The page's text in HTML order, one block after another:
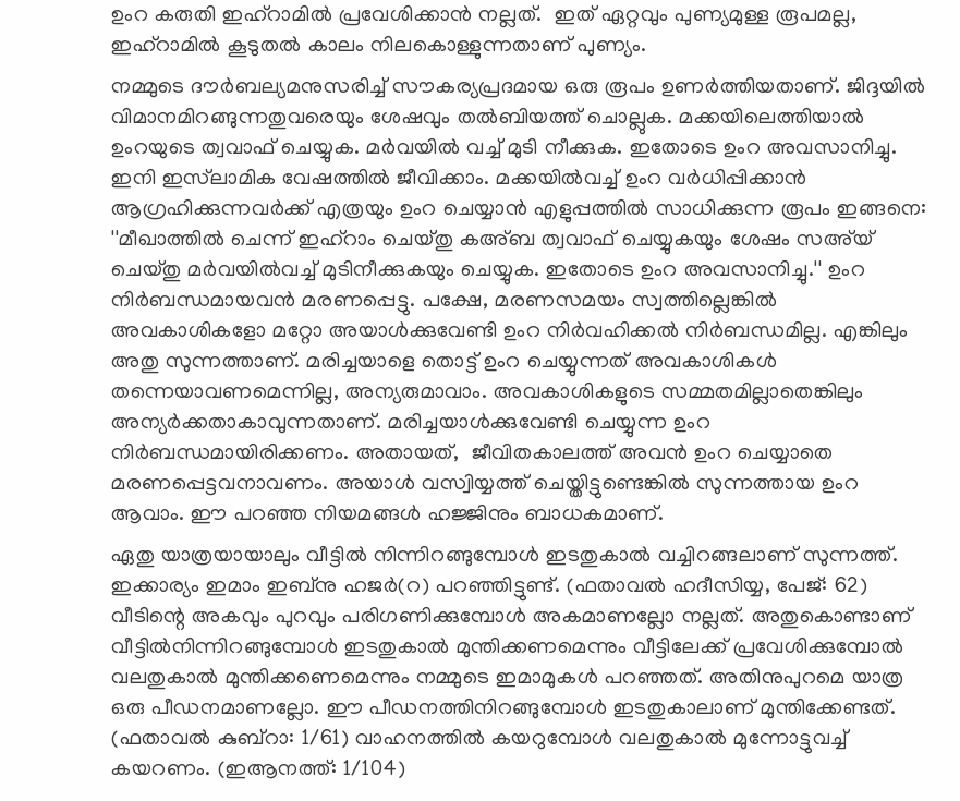
ഉംറ കരുതി ഇഹ്‌റാമില്‍ പ്രവേശിക്കാന്‍ നല്ലത്. ഇത് ഏറ്റവും പുണ്യമുള്ള രൂപമല്ല,
ഇഹ്‌റാമില്‍ കൂടുതല്‍ കാലം നിലകൊള്ളുന്നതാണ് പുണ്യം.
നമ്മുടെ ദൗര്‍ബല്യമനുസരിച്ച് സൗകര്യപ്രദമായ ഒരു രൂപം ഉണര്‍ത്തിയതാണ്. ജിദ്ദയില്‍
വിമാനമിറങ്ങുന്നതുവരെയും ശേഷവും തല്‍ബിയത്ത് ചൊല്ലുക. മക്കയിലെത്തിയാല്‍
ഉംറയുടെ ത്വവാഫ് ചെയ്യുക. മര്‍വയില്‍ വച്ച് മുടി നീക്കുക. ഇതോടെ ഉംറ അവസാനിച്ചു.
ഇനി ഇസ്‌ലാമിക വേഷത്തില്‍ ജീവിക്കാം. മക്കയില്‍വച്ച് ഉംറ വര്‍ധിപ്പിക്കാന്‍
ആഗ്രഹിക്കുന്നവര്‍ക്ക് എത്രയും ഉംറ ചെയ്യാന്‍ എളുപ്പത്തില്‍ സാധിക്കുന്ന രൂപം ഇങ്ങനെ:
''മീഖാത്തില്‍ ചെന്ന് ഇഹ്‌റാം ചെയ്തു കഅ്ബ ത്വവാഫ് ചെയ്യുകയും ശേഷം സഅ്‌യ്
ചെയ്തു മര്‍വയില്‍വച്ച് മുടിനീക്കുകയും ചെയ്യുക. ഇതോടെ ഉംറ അവസാനിച്ചു.'' ഉംറ
നിര്‍ബന്ധമായവന്‍ മരണപ്പെട്ടു. പക്ഷേ, മരണസമയം സ്വത്തില്ലെങ്കില്‍
അവകാശികളോ മറ്റോ അയാള്‍ക്കുവേണ്ടി ഉംറ നിര്‍വഹിക്കല്‍ നിര്‍ബന്ധമില്ല. എങ്കിലും
അതു സുന്നത്താണ്. മരിച്ചയാളെ തൊട്ട് ഉംറ ചെയ്യുന്നത് അവകാശികള്‍
തന്നെയാവണമെന്നില്ല, അന്യരുമാവാം. അവകാശികളുടെ സമ്മതമില്ലാതെങ്കിലും
അന്യര്‍ക്കതാകാവുന്നതാണ്. മരിച്ചയാള്‍ക്കുവേണ്ടി ചെയ്യുന്ന ഉംറ
നിര്‍ബന്ധമായിരിക്കണം. അതായത്, ജീവിതകാലത്ത് അവന്‍ ഉംറ ചെയ്യാതെ
മരണപ്പെട്ടവനാവണം. അയാള്‍ വസ്വിയ്യത്ത് ചെയ്തിട്ടുണ്ടെങ്കില്‍ സുന്നത്തായ ഉംറ
ആവാം. ഈ പറഞ്ഞ നിയമങ്ങള്‍ ഹജ്ജിനും ബാധകമാണ്.
ഏതു യാത്രയായാലും വീട്ടില്‍ നിന്നിറങ്ങുമ്പോള്‍ ഇടതുകാല്‍ വച്ചിറങ്ങലാണ് സുന്നത്ത്.
ഇക്കാര്യം ഇമാം ഇബ്‌നു ഹജര്‍(റ) പറഞ്ഞിട്ടുണ്ട്. (ഫതാവല്‍ ഹദീസിയ്യ, പേജ്: 62)
വീടിന്റെ അകവും പുറവും പരിഗണിക്കുമ്പോള്‍ അകമാണല്ലോ നല്ലത്. അതുകൊണ്ടാണ്
വീട്ടില്‍നിന്നിറങ്ങുമ്പോള്‍ ഇടതുകാല്‍ മുന്തിക്കണമെന്നും വീട്ടിലേക്ക് പ്രവേശിക്കുമ്പോല്‍
വലതുകാല്‍ മുന്തിക്കണെമെന്നും നമ്മുടെ ഇമാമുകള്‍ പറഞ്ഞത്. അതിനുപുറമെ യാത്ര
ഒരു പീഡനമാണല്ലോ. ഈ പീഡനത്തിനിറങ്ങുമ്പോള്‍ ഇടതുകാലാണ് മുന്തിക്കേണ്ടത്.
(ഫതാവല്‍ കുബ്‌റാ: 1/61) വാഹനത്തില്‍ കയറുമ്പോള്‍ വലതുകാല്‍ മുന്നോട്ടുവച്ച്
കയറണം. (ഇആനത്ത്: 1/104)